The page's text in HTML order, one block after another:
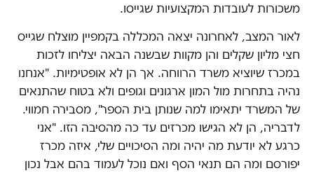
משכורות לעובדות המקצועיות שגייסו.
לאור המצב, לאחרונה יצאה המכללה בקמפיין מוצלח שגייס
חצי מליון שקלים והן מקוות שבשנה הבאה יצליחו לזכות
במכרז שיוציא משרד הרווחה. אך הן לא אופטימיות. "אנחנו
נהיה בתחרות מול המון ארגונים וגופים ולא בטוח שהתנאים
של המשרד יתאימו למה שנותן בית הספר", מסבירה חמווי.
לדבריה, הן לא הגישו מכרזים עד כה מהסיבה הזו. "אני
כרגע לא יודעת מה יהיה ומה הסיכויים שלי, איזה מכרז
יפורסם ומה הם תנאי הסף ואם נוכל לעמוד בהם אבל נכון